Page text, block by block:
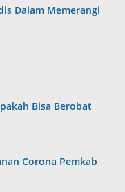
Dalam Memerangi
Bisa Berobat
Corona Pemkab